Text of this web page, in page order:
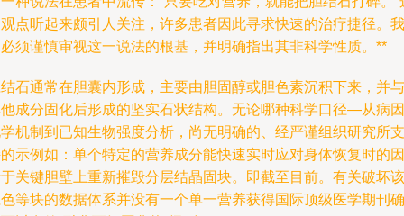
点听起来颇引人关注，许多患者因此寻求快速的治疗捷径。我
须谨慎审视这一说法的根基，并明确指出其非科学性质。**
石通常在胆囊内形成，主要由胆固醇或胆色素沉积下来，并与
成分固化后形成的坚实石状结构。无论哪种科学口径—从病因
机制到已知生物强度分析，尚无明确的、经严谨组织研究所支
示例如：单个特定的营养成分能快速实时应对身体恢复时的因
关键胆壁上重新摧毁分层结晶固块。即截至目前。有关破坏该
等块的数据体系并没有一个单一营养获得国际顶级医学期刊确